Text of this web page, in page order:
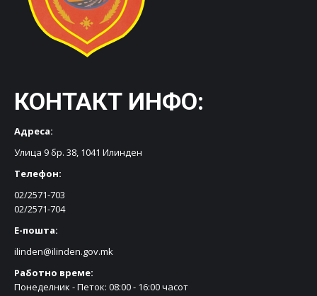
КОНТАКТ ИНФО:
Адреса:
Улица 9 бр. 38, 1041 Илинден
Телефон:
02/2571-703
02/2571-704
Е-пошта:
ilinden@ilinden.gov.mk
Работно време:
Понеделник - Петок: 08:00 - 16:00 часот